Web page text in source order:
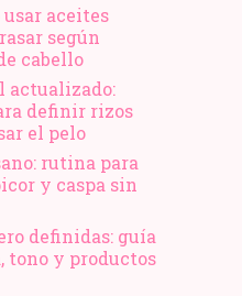
aceites
según
cabello
actualizado:
definir rizos
el pelo
rutina para
y caspa sin
definidas: guía
tono y productos